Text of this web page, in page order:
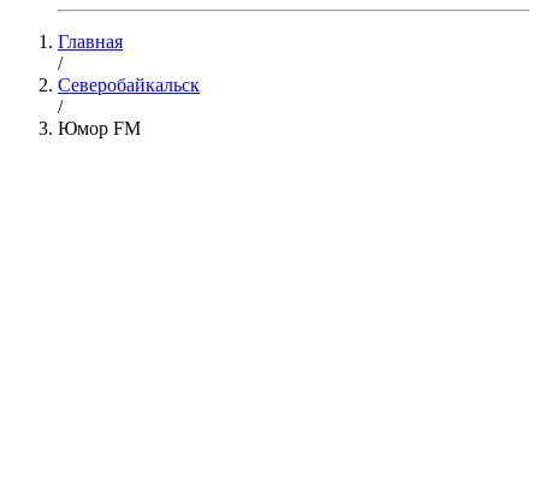
Главная
/
Северобайкальск
/
Юмор FM